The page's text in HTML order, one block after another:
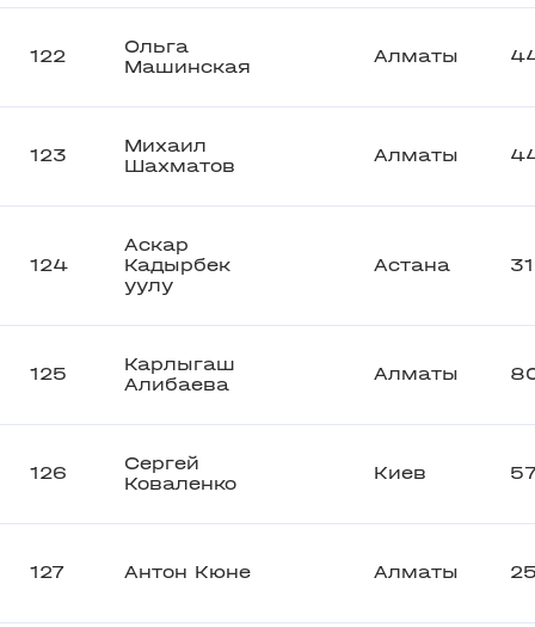
122
Ольга
Машинская
Алматы
123
Михаил
Шахматов
Алматы
124
Аскар
Кадырбек
уулу
Астана
125
Карлыгаш
Алибаева
Алматы
126
Сергей
Коваленко
Киев
127 Антон Кюне Алматы